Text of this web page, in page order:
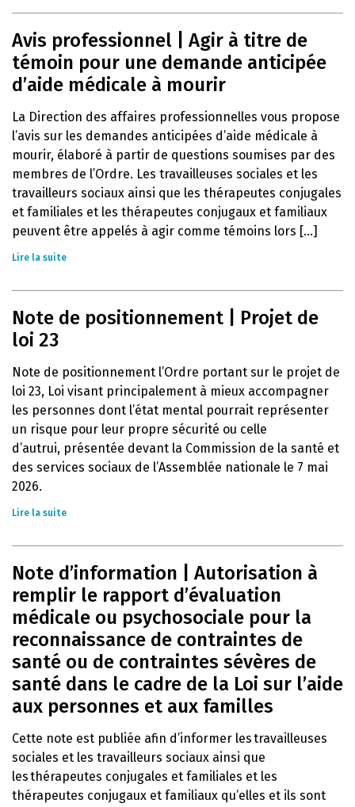
Avis professionnel | Agir à titre de
témoin pour une demande anticipée
d’aide médicale à mourir
La Direction des affaires professionnelles vous propose
l’avis sur les demandes anticipées d’aide médicale à
mourir, élaboré à partir de questions soumises par des
membres de l’Ordre. Les travailleuses sociales et les
travailleurs sociaux ainsi que les thérapeutes conjugales
et familiales et les thérapeutes conjugaux et familiaux
peuvent être appelés à agir comme témoins lors [...]
Lire la suite
Note de positionnement | Projet de
loi 23
Note de positionnement l’Ordre portant sur le projet de
loi 23, Loi visant principalement à mieux accompagner
les personnes dont l’état mental pourrait représenter
un risque pour leur propre sécurité ou celle
d’autrui, présentée devant la Commission de la santé et
des services sociaux de l’Assemblée nationale le 7 mai
2026.
Lire la suite
Note d’information | Autorisation à
remplir le rapport d’évaluation
médicale ou psychosociale pour la
reconnaissance de contraintes de
santé ou de contraintes sévères de
santé dans le cadre de la Loi sur l’aide
aux personnes et aux familles
Cette note est publiée afin d’informer les travailleuses
sociales et les travailleurs sociaux ainsi que
les thérapeutes conjugales et familiales et les
thérapeutes conjugaux et familiaux qu’elles et ils sont